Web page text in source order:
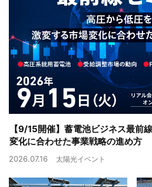
【9/15開催】蓄電池ビジネス最前
変化に合わせた事業戦略の進め方
2026.07.16 太陽光イベント